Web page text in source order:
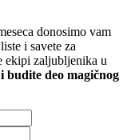
donosimo vam
i savete za
ekipi zaljubljenika u
budite deo magičnog